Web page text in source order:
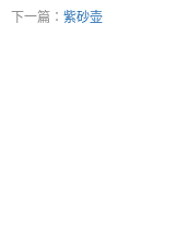
下一篇： 紫砂壶